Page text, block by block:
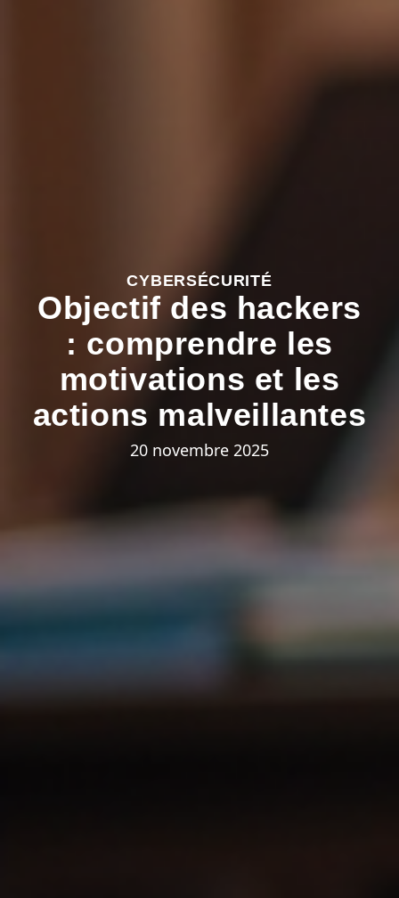
CYBERSÉCURITÉ
Objectif des hackers
: comprendre les
motivations et les
actions malveillantes
20 novembre 2025